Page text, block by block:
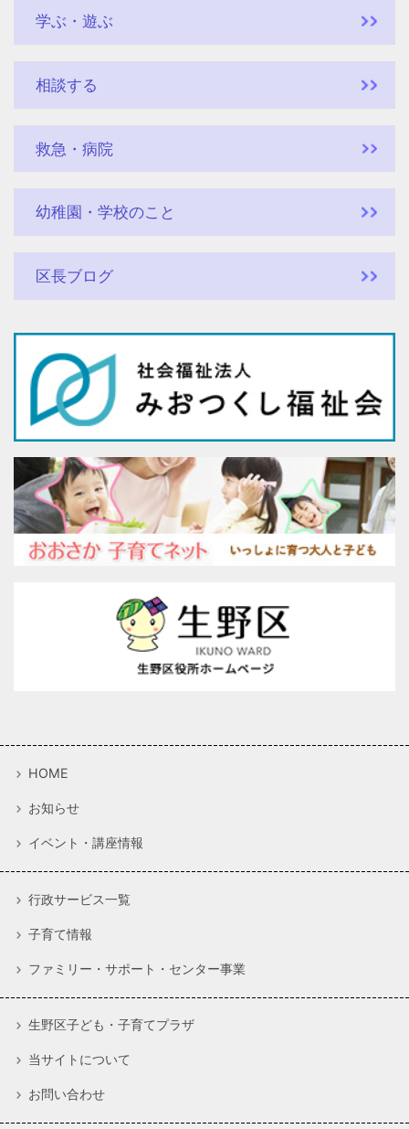
学ぶ・遊ぶ
相談する
救急・病院
幼稚園・学校のこと
区長ブログ
HOME
お知らせ
イベント・講座情報
行政サービス一覧
子育て情報
ファミリー・サポート・センター事業
生野区子ども・子育てプラザ
当サイトについて
お問い合わせ